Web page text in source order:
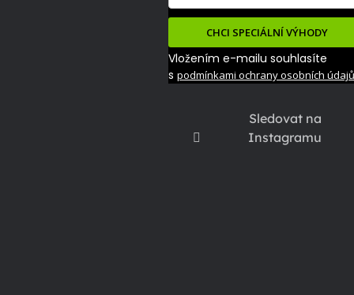
Sledovat na
Instagramu
CHCI SPECIÁLNÍ VÝHODY
Vložením e-mailu souhlasíte
s podmínkami ochrany osobních údajů